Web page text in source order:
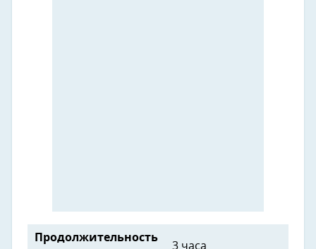
Продолжительность
3 часа